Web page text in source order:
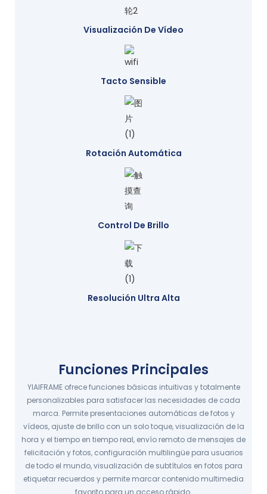
Visualización De Vídeo
Tacto Sensible
Rotación Automática
Control De Brillo
Resolución Ultra Alta
Funciones Principales
YIAIFRAME ofrece funciones básicas intuitivas y totalmente
personalizables para satisfacer las necesidades de cada
marca. Permite presentaciones automáticas de fotos y
vídeos, ajuste de brillo con un solo toque, visualización de la
hora y el tiempo en tiempo real, envío remoto de mensajes de
felicitación y fotos, configuración multilingüe para usuarios
de todo el mundo, visualización de subtítulos en fotos para
etiquetar recuerdos y permite marcar contenido multimedia